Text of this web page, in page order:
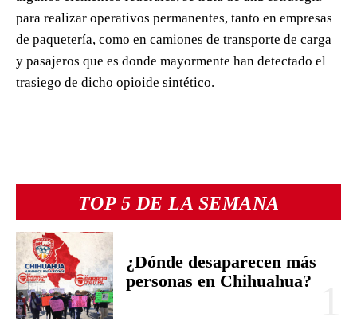
TOP 5 DE LA SEMANA
¿Dónde desaparecen más
personas en Chihuahua?
para realizar operativos permanentes, tanto en empresas
de paquetería, como en camiones de transporte de carga
y pasajeros que es donde mayormente han detectado el
trasiego de dicho opioide sintético.